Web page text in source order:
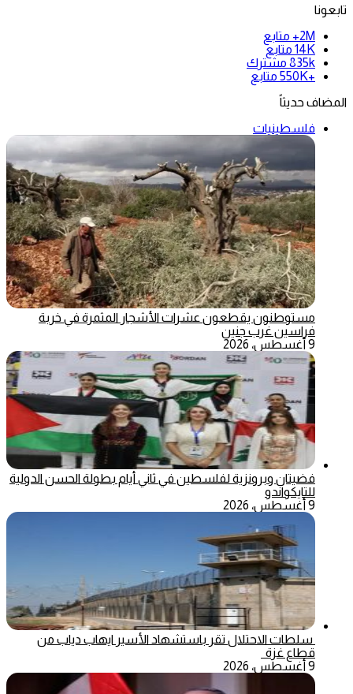
تابعونا
2M+
متابع
14K متابع
835k مشترك
+550K
متابع
المضاف حديثاً
فلسطينيات
مستوطنون يقطعون عشرات الأشجار المثمرة في خربة
فراسين غرب جنين
9 أغسطس، 2026
فضيتان وبرونزية لفلسطين في ثاني أيام بطولة الحسن الدولية
للتايكواندو
9 أغسطس، 2026
سلطات الاحتلال تقر باستشهاد الأسير ايهاب دياب من
قطاع غزة
9 أغسطس، 2026